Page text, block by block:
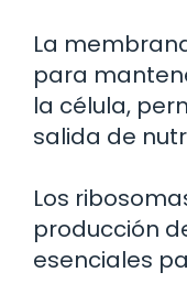
La
para
la célula,
salida de
Los
producción
esenciales